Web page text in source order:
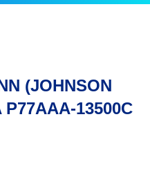
(JOHNSON
P77AAA-13500C